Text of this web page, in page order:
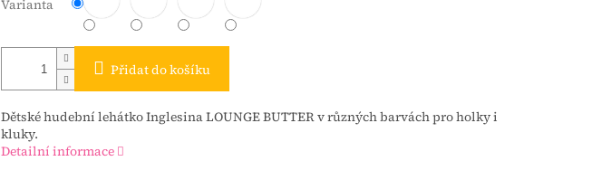
Varianta
Přidat do košíku
Dětské hudební lehátko Inglesina LOUNGE BUTTER v různých barvách pro holky i
kluky.
Detailní informace